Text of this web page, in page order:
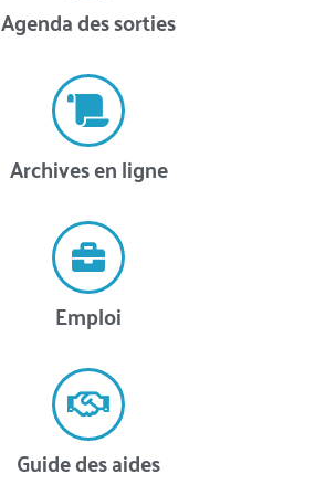
Agenda des sorties
Archives en ligne
Emploi
Guide des aides